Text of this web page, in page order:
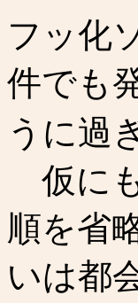
フッ化
件でも
うに過
仮に
順を省
いは都